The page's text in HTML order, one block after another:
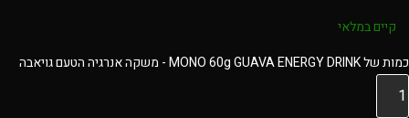
קיים במלאי
כמות של MONO 60g GUAVA ENERGY DRINK - משקה אנרגיה הטעם גויאבה